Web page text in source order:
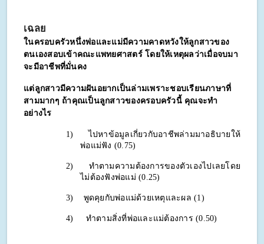
เฉลย
ในครอบครัวหนึ่งพ่อและแม่มีความคาดหวังให้ลูกสาวของ
ตนเองสอบเข้าคณะแพทยศาสตร์ โดยให้เหตุผลว่าเมื่อจบมา
จะมีอาชีพที่มั่นคง
แต่ลูกสาวมีความฝันอยากเป็นล่ามเพราะชอบเรียนภาษาที่
สามมากๆ ถ้าคุณเป็นลูกสาวของครอบครัวนี้ คุณจะทำ
อย่างไร
1)
ไปหาข้อมูลเกี่ยวกับอาชีพล่ามมาอธิบายให้
พ่อแม่ฟัง (0.75)
2)
ทำตามความต้องการของตัวเองไปเลยโดย
ไม่ต้องฟังพ่อแม่ (0.25)
3) พูดคุยกับพ่อแม่ด้วยเหตุและผล (1)
4) ทำตามสิ่งที่พ่อและแม่ต้องการ (0.50)